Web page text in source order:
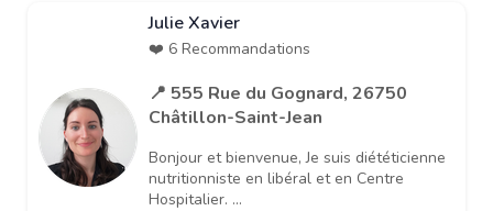
Julie Xavier
❤️ 6 Recommandations
📍 555 Rue du Gognard, 26750
Châtillon-Saint-Jean
Bonjour et bienvenue, Je suis diététicienne
nutritionniste en libéral et en Centre
Hospitalier. ...